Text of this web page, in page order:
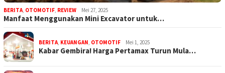
BERITA, OTOMOTIF, REVIEW Mei 27, 2025
Manfaat Menggunakan Mini Excavator untuk…
BERITA, KEUANGAN, OTOMOTIF Mei 1, 2025
Kabar Gembira! Harga Pertamax Turun Mula…